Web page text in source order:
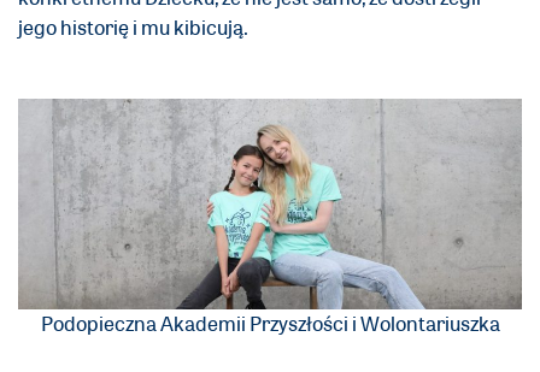
jego historię i mu kibicują.
Podopieczna Akademii Przyszłości i Wolontariuszka